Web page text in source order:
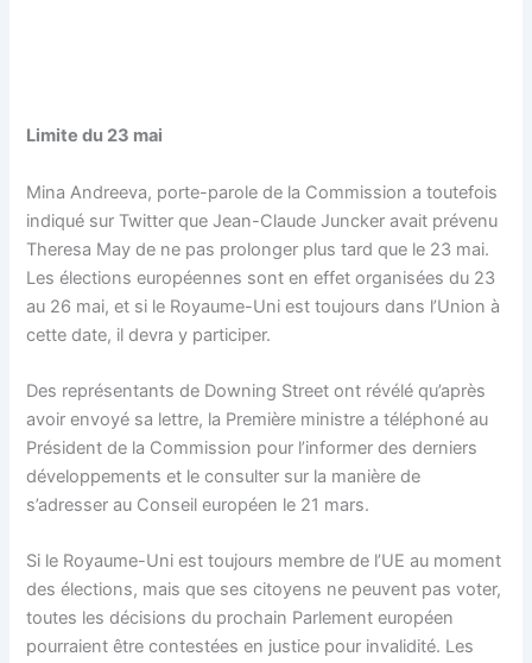
Limite du 23 mai
Mina Andreeva, porte-parole de la Commission a toutefois
indiqué sur Twitter que Jean-Claude Juncker avait prévenu
Theresa May de ne pas prolonger plus tard que le 23 mai.
Les élections européennes sont en effet organisées du 23
au 26 mai, et si le Royaume-Uni est toujours dans l’Union à
cette date, il devra y participer.
Des représentants de Downing Street ont révélé qu’après
avoir envoyé sa lettre, la Première ministre a téléphoné au
Président de la Commission pour l’informer des derniers
développements et le consulter sur la manière de
s’adresser au Conseil européen le 21 mars.
Si le Royaume-Uni est toujours membre de l’UE au moment
des élections, mais que ses citoyens ne peuvent pas voter,
toutes les décisions du prochain Parlement européen
pourraient être contestées en justice pour invalidité. Les